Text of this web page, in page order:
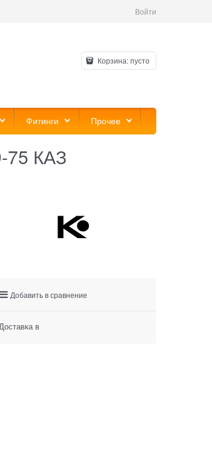
Войти
Корзина:пусто
Фитинги Прочее
75 КАЗ
Добавить в сравнение
в